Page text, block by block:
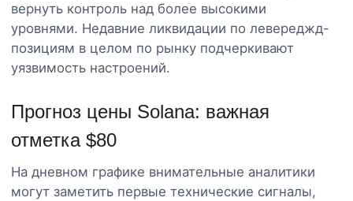
вернуть контроль над более высокими
уровнями. Недавние ликвидации по левереджд-
позициям в целом по рынку подчеркивают
уязвимость настроений.
Прогноз цены Solana: важная
отметка $80
На дневном графике внимательные аналитики
могут заметить первые технические сигналы,